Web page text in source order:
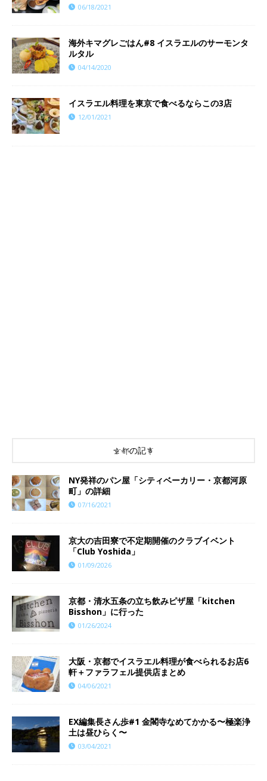
06/18/2021
海外キマグレごはん#8 イスラエルのサーモンタ
ルタル
04/14/2020
イスラエル料理を東京で食べるならこの3店
12/01/2021
京都の記事
NY発祥のパン屋「シティベーカリー・京都河原
町」の詳細
07/16/2021
京大の吉田寮で不定期開催のクラブイベント
「Club Yoshida」
01/09/2026
京都・清水五条の立ち飲みピザ屋「kitchen
Bisshon」に行った
01/26/2024
大阪・京都でイスラエル料理が食べられるお店6
軒＋ファラフェル提供店まとめ
04/06/2021
EX編集長さん歩#1 金閣寺なめてかかる〜極楽浄
土は昼ひらく〜
03/04/2021